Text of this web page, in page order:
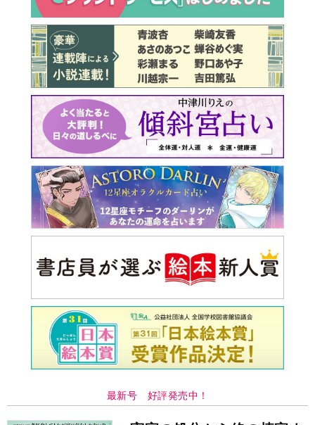
最新号 好評発売中！
実家の処分から終の棲家ま
でどうする？60代からの家
モンダイ
最新号
次号予告
バックナンバー
注目トピ
義実家について、義弟が私へ怒りのLINE
結婚1か月で離婚を決めました。本当によかったのでしょう